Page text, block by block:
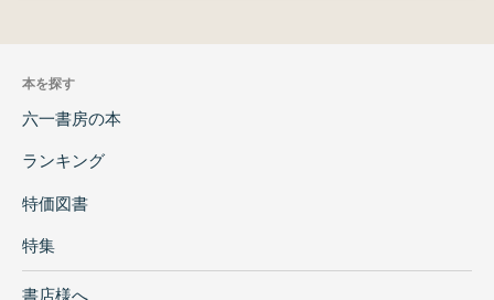
本を探す
六一書房の本
ランキング
特価図書
特集
書店様へ